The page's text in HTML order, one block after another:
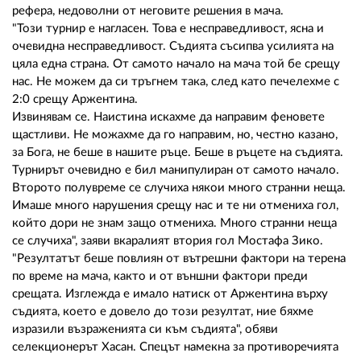
рефера, недоволни от неговите решения в мача.
"Този турнир е нагласен. Това е несправедливост, ясна и
очевидна несправедливост. Съдията съсипва усилията на
цяла една страна. От самото начало на мача той бе срещу
нас. Не можем да си тръгнем така, след като печелехме с
2:0 срещу Аржентина.
Извинявам се. Наистина искахме да направим феновете
щастливи. Не можахме да го направим, но, честно казано,
за Бога, не беше в нашите ръце. Беше в ръцете на съдията.
Турнирът очевидно е бил манипулиран от самото начало.
Второто полувреме се случиха някои много странни неща.
Имаше много нарушения срещу нас и те ни отмениха гол,
който дори не знам защо отмениха. Много странни неща
се случиха", заяви вкаралият втория гол Мостафа Зико.
"Резултатът беше повлиян от вътрешни фактори на терена
по време на мача, както и от външни фактори преди
срещата. Изглежда е имало натиск от Аржентина върху
съдията, което е довело до този резултат, ние бяхме
изразили възраженията си към съдията", обяви
селекционерът Хасан. Спецът намекна за противоречията